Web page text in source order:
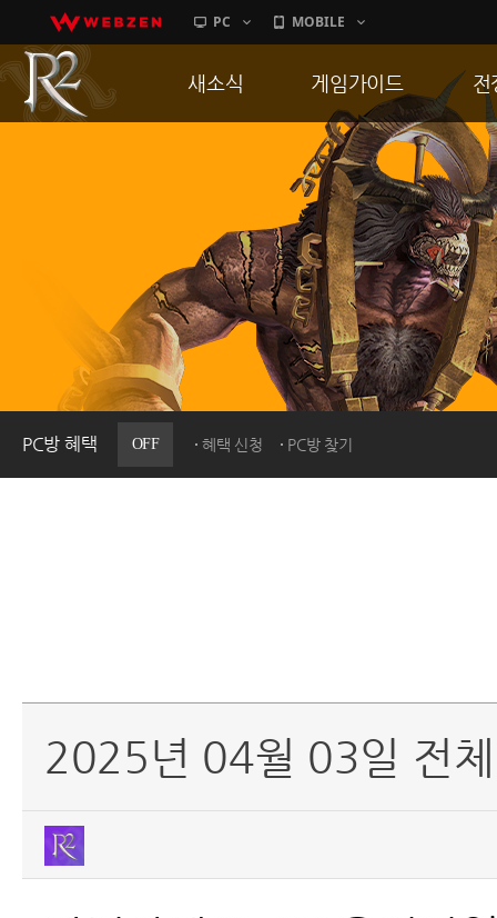
PC MOBILE
PC방 혜택 OFF 혜택 신청 PC방 찾기
새소식
이벤트
히스토리
PC방으로간다
게임가이드
게임 특징
서버가이드
신병훈련소
세부가이드
통합보급센터
전
통
공
2025년 04월 03일 전